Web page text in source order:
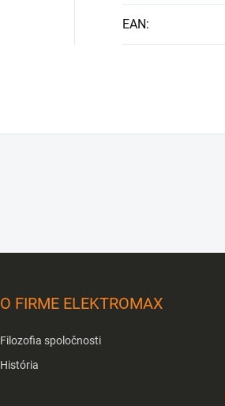
EAN:
O FIRME ELEKTROMAX
Filozofia spoločnosti
História